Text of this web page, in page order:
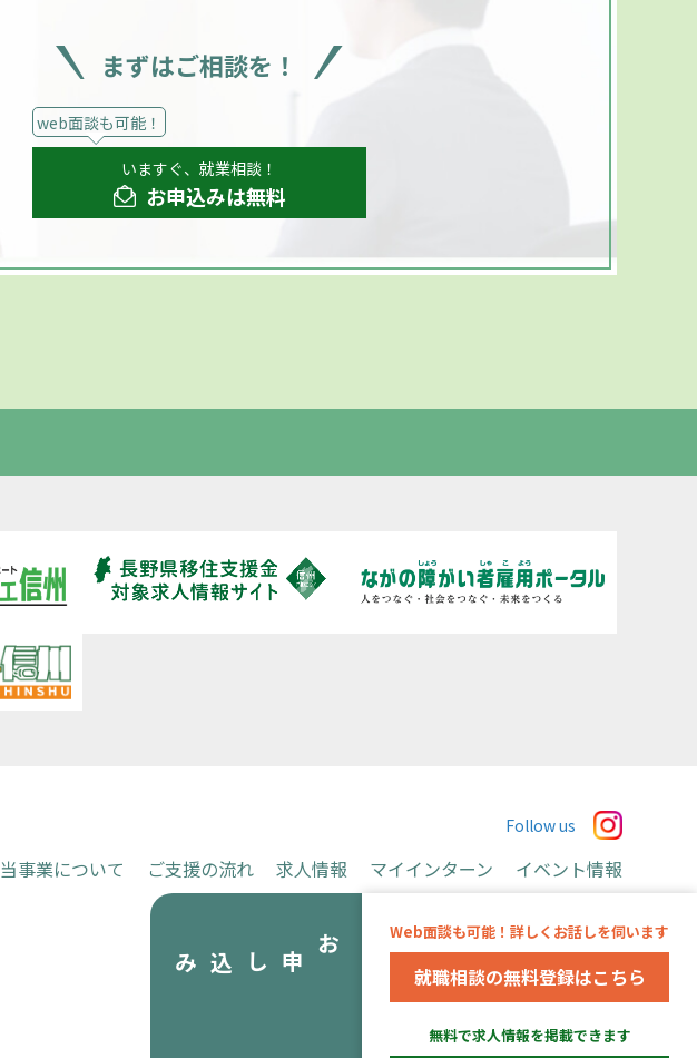
まずはご相談を！
web面談も可能！
いますぐ、就業相談！
お申込みは無料
お申し込み
Web面談も可能！詳しくお話しを伺います
就職相談の無料登録はこちら
無料で求人情報を掲載できます
当事業について ご支援の流れ 求人情報 マイインターン
イベント情報
Follow us
※当事業は長野県より委託を受け、アデコ株式会社